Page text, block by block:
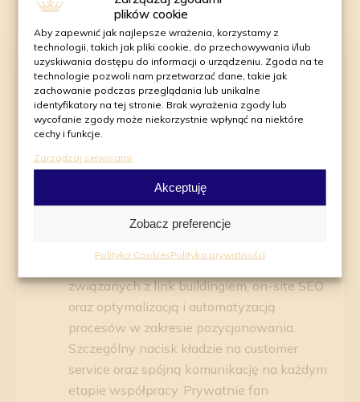
plików cookie
Aby zapewnić jak najlepsze wrażenia, korzystamy z
technologii, takich jak pliki cookie, do przechowywania i/lub
uzyskiwania dostępu do informacji o urządzeniu. Zgoda na te
technologie pozwoli nam przetwarzać dane, takie jak
zachowanie podczas przeglądania lub unikalne
identyfikatory na tej stronie. Brak wyrażenia zgody lub
wycofanie zgody może niekorzystnie wpłynąć na niektóre
cechy i funkcje.
Zarządzaj serwisami
Akceptuję
Zobacz preferencje
Polityka CookiesPolityka prywatności
Daniel Badowski
Specjalista SEO, w agencji od 3 lat.
Na co dzień zajmuje się tworzeniem
oraz przekładaniem strategii
pozycjonowania na realne wyniki.
Wyznawca holistycznego SEO - zakłada,
że każdy element optymalizacji musi
Specjalizuje się w zagadnieniach
związanych z link buildingiem, on-site SEO
oraz optymalizacją i automatyzacją
procesów w zakresie pozycjonowania.
Szczególny nacisk kładzie na customer
service oraz spójną komunikację na każdym
etapie współpracy. Prywatnie fan